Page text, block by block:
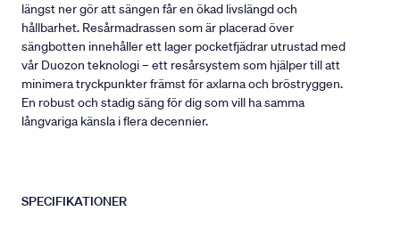
längst ner gör att sängen får en ökad livslängd och
hållbarhet. Resårmadrassen som är placerad över
sängbotten innehåller ett lager pocketfjädrar utrustad med
vår Duozon teknologi – ett resårsystem som hjälper till att
minimera tryckpunkter främst för axlarna och bröstryggen.
En robust och stadig säng för dig som vill ha samma
långvariga känsla i flera decennier.
SPECIFIKATIONER